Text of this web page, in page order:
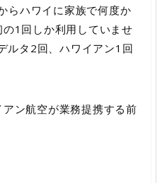
らハワイに家族で何度か
1回しか利用していませ
ルタ2回、ハワイアン1回
ン航空が業務提携する前